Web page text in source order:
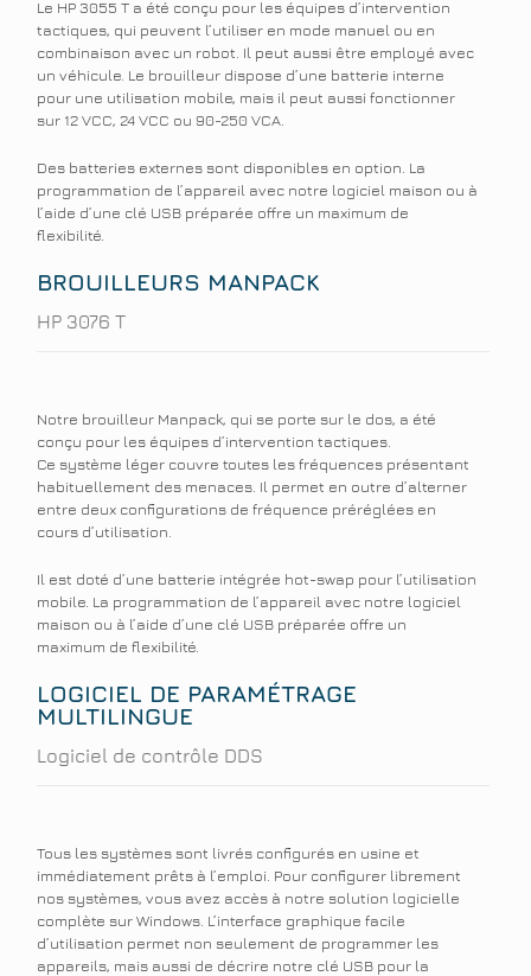
Le HP 3055 T a été conçu pour les équipes d’intervention
tactiques, qui peuvent l’utiliser en mode manuel ou en
combinaison avec un robot. Il peut aussi être employé avec
un véhicule. Le brouilleur dispose d’une batterie interne
pour une utilisation mobile, mais il peut aussi fonctionner
sur 12 VCC, 24 VCC ou 90-250 VCA.
Des batteries externes sont disponibles en option. La
programmation de l’appareil avec notre logiciel maison ou à
l’aide d’une clé USB préparée offre un maximum de
flexibilité.
BROUILLEURS MANPACK
HP 3076 T
Notre brouilleur Manpack, qui se porte sur le dos, a été
conçu pour les équipes d’intervention tactiques.
Ce système léger couvre toutes les fréquences présentant
habituellement des menaces. Il permet en outre d’alterner
entre deux configurations de fréquence préréglées en
cours d’utilisation.
Il est doté d’une batterie intégrée hot-swap pour l’utilisation
mobile. La programmation de l’appareil avec notre logiciel
maison ou à l’aide d’une clé USB préparée offre un
maximum de flexibilité.
LOGICIEL DE PARAMÉTRAGE
MULTILINGUE
Logiciel de contrôle DDS
Tous les systèmes sont livrés configurés en usine et
immédiatement prêts à l’emploi. Pour configurer librement
nos systèmes, vous avez accès à notre solution logicielle
complète sur Windows. L’interface graphique facile
d’utilisation permet non seulement de programmer les
appareils, mais aussi de décrire notre clé USB pour la